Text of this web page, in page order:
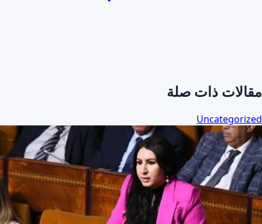
مقالات ذات صلة
Uncategorized